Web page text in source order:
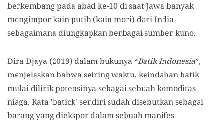
berkembang pada abad ke-10 di saat Jawa banyak
mengimpor kain putih (kain mori) dari India
sebagaimana diungkapkan berbagai sumber kuno.
Dira Djaya (2019) dalam bukunya “Batik Indonesia”,
menjelaskan bahwa seiring waktu, keindahan batik
mulai dilirik potensinya sebagai sebuah komoditas
niaga. Kata 'batick' sendiri sudah disebutkan sebagai
barang yang diekspor dalam sebuah manifes